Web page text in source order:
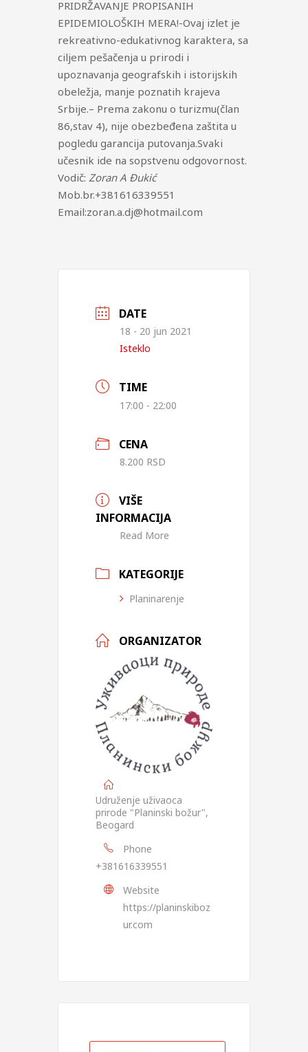
PRIDRŽAVANJE PROPISANIH
EPIDEMIOLOŠKIH MERA!-Ovaj izlet je
rekreativno-edukativnog karaktera, sa
ciljem pešačenja u prirodi i
upoznavanja geografskih i istorijskih
obeležja, manje poznatih krajeva
Srbije.– Prema zakonu o turizmu(član
86,stav 4), nije obezbeđena zaštita u
pogledu garancija putovanja.Svaki
učesnik ide na sopstvenu odgovornost.
Vodič: Zoran A Đukić
Mob.br.+381616339551
Email:zoran.a.dj@hotmail.com
DATE
18 - 20 jun 2021
Isteklo
TIME
17:00 - 22:00
CENA
8.200 RSD
VIŠE
INFORMACIJA
Read More
KATEGORIJE
Planinarenje
ORGANIZATOR
Udruženje uživaoca
prirode "Planinski božur",
Beogard
Phone
+381616339551
Website
https://planinskiboz
ur.com